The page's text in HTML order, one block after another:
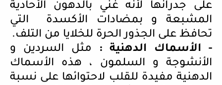
على جدرانها لأنه غني بالدهون الأحادية
المشبعة و بمضادات الأكسدة التي
تحافظ على الجذور الحرة للخلايا من التلف.
- الأسماك الدهنية :
مثل السردين و
الأنشوجة و السلمون ، هذه الأسماك
الدهنية مفيدة للقلب لاحتوائها على نسبة